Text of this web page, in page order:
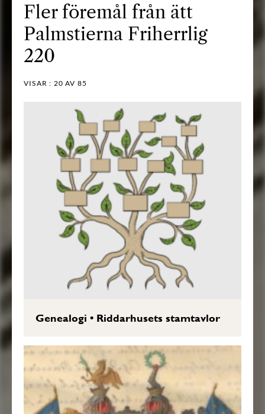
Fler föremål från ätt
Palmstierna Friherrlig
220
VISAR : 20 AV 85
Genealogi • Riddarhusets stamtavlor